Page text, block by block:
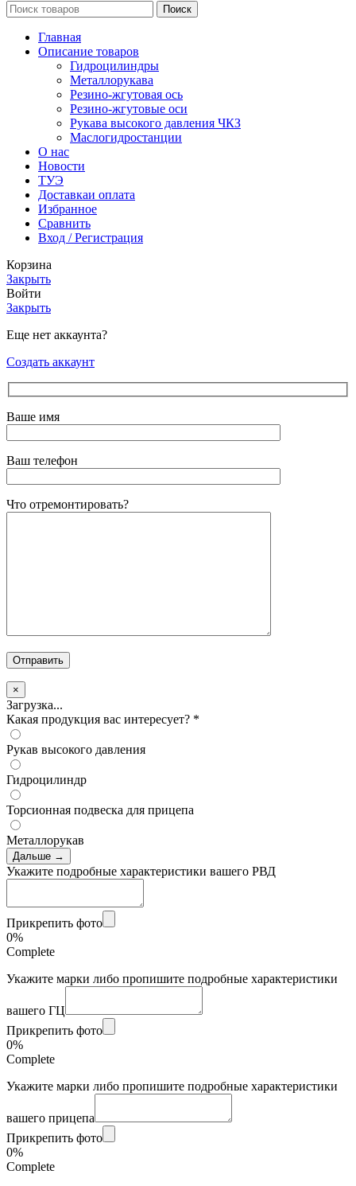
Поиск
Главная
Описание товаров
Гидроцилиндры
Металлорукава
Резино-жгутовая ось
Резино-жгутовые оси
Рукава высокого давления ЧКЗ
Маслогидростанции
О нас
Новости
ТУЭ
Доставкаи оплата
Избранное
Сравнить
Вход / Регистрация
Корзина
Закрыть
Войти
Закрыть
Еще нет аккаунта?
Создать аккаунт
Ваше имя
Ваш телефон
Что отремонтировать?
×
Загрузка...
Какая продукция вас интересует? *
Рукав высокого давления
Гидроцилиндр
Торсионная подвеска для прицепа
Металлорукав
Дальше →
Укажите подробные характеристики вашего РВД
Прикрепить фото
0%
Complete
Укажите марки либо пропишите подробные характеристики
вашего ГЦ
Прикрепить фото
0%
Complete
Укажите марки либо пропишите подробные характеристики
вашего прицепа
Прикрепить фото
0%
Complete